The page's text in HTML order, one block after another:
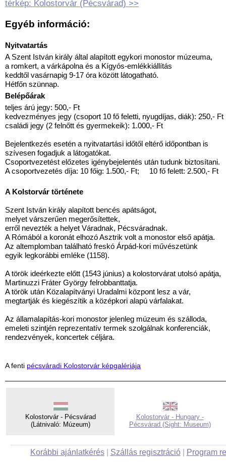
térkép: Kolostorvár (Pécsvárad) >>
Egyéb információ:
Nyitvatartás
A Szent István király által alapított egykori monostor múzeuma,
a romkert, a várkápolna és a Kígyós-emlékkiállítás
keddtől vasárnapig 9-17 óra között látogatható.
Hétfőn szünnap.
Belépőárak
teljes árú jegy: 500,- Ft
kedvezményes jegy (csoport 10 fő feletti, nyugdíjas, diák): 250,- Ft
családi jegy (2 felnőtt és gyermekeik): 1.000,- Ft
Bejelentkezés esetén a nyitvatartási időtől eltérő időpontban is
szívesen fogadjuk a látogatókat.
Csoportvezetést előzetes igénybejelentés után tudunk biztosítani.
A csoportvezetés díja: 10 főig: 1.500,- Ft; 10 fő felett: 2.500,- Ft
A Kolstorvár története
Szent István király alapított bencés apátságot,
melyet várszerűen megerősítettek,
erről nevezték a helyet Váradnak, Pécsváradnak.
A Rómából a koronát elhozó Asztrik volt a monostor első apátja.
Az altemplomban található freskó Árpád-kori művészetünk
egyik legkorábbi emléke (1158).
A török ideérkezte előtt (1543 június) a kolostorvárat utolsó apátja,
Martinuzzi Fráter György felrobbanttatja.
A török után Közalapítványi Uradalmi központ lesz a vár,
megtartják és kiegészítik a középkori alapú várfalakat.
Az államalapítás-kori monostor jelenleg múzeum és szálloda,
emeleti szintjén reprezentatív termek szolgálnak konferenciák,
rendezvények, koncertek céljára.
A fenti pécsváradi Kolostorvár képgalériája
Kolostorvár - Pécsvárad
(Látnivaló: Múzeum)
Kolostorvár - Hungary -
Pécsvárad (Sight: Museum)
Korábbi ajánlatkérés| Szállás regisztráció| Program